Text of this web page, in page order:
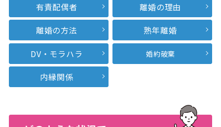
有責配偶者
離婚の理由
離婚の方法
熟年離婚
DV・モラハラ
婚約破棄
内縁関係